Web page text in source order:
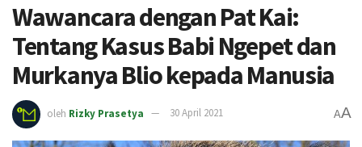
Wawancara dengan Pat Kai:
Tentang Kasus Babi Ngepet dan
Murkanya Blio kepada Manusia
oleh Rizky Prasetya 30 April 2021 AA